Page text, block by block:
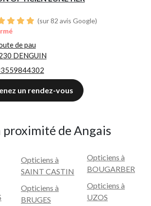
(sur 82 avis Google)
de pau
DENGUIN
un rendez-vous
de Angais
Opticiens à
SAINT CASTIN
Opticiens à
BRUGES
Opticiens à
BOUGARBER
Opticiens à
UZOS